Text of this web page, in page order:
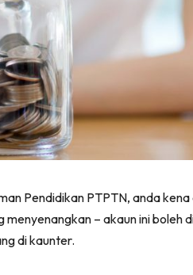
Pendidikan PTPTN, anda
– akaun ini boleh
di kaunter.